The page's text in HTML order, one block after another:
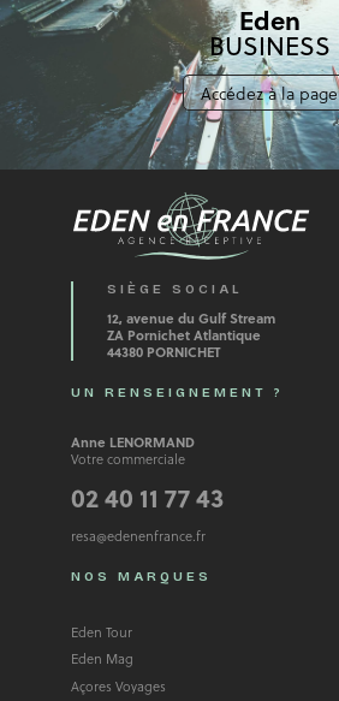
Eden
BUSINESS
Accédez à la page
SIÈGE SOCIAL
12, avenue du Gulf Stream
ZA Pornichet Atlantique
44380 PORNICHET
UN RENSEIGNEMENT ?
Anne LENORMAND
Votre commerciale
02 40 11 77 43
resa@edenenfrance.fr
NOS MARQUES
Eden Tour
Eden Mag
Açores Voyages